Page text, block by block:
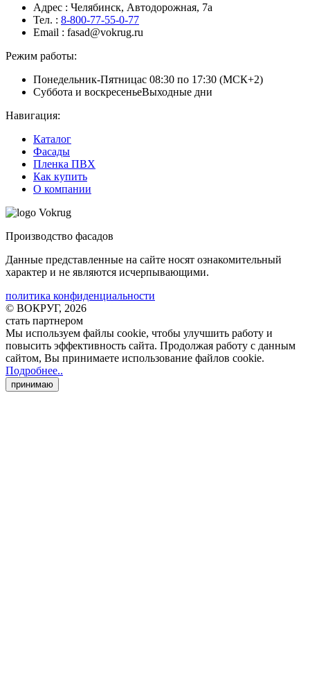
Адрес : Челябинск, Автодорожная, 7а
Тел. : 8-800-77-55-0-77
Email : fasad@vokrug.ru
Режим работы:
Понедельник-Пятницас 08:30 по 17:30 (МСК+2)
Суббота и воскресеньеВыходные дни
Навигация:
Каталог
Фасады
Пленка ПВХ
Как купить
О компании
Производство фасадов
Данные представленные на сайте носят ознакомительный
характер и не являются исчерпывающими.
политика конфиденциальности
© ВОКРУГ, 2026
стать партнером
Мы используем файлы cookie, чтобы улучшить работу и
повысить эффективность сайта. Продолжая работу с данным
сайтом, Вы принимаете использование файлов cookie.
Подробнее..
принимаю